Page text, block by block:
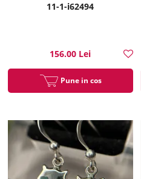
11-1-i62494
156.00 Lei
Pune in cos